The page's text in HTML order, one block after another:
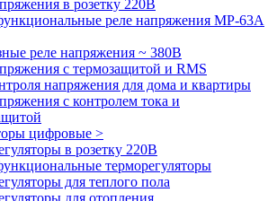
в розетку 220В
реле напряжения МР-63А
реле напряжения ~ 380В
с термозащитой и RMS
напряжения для дома и квартиры
с контролем тока и
цифровые >
в розетку 220В
терморегуляторы
для теплого пола
для отопления